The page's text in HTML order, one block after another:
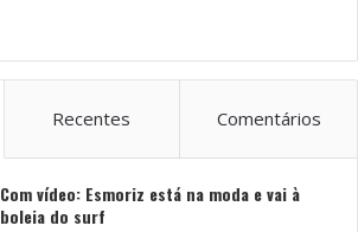
Recentes Comentários
Com vídeo: Esmoriz está na moda e vai à
boleia do surf